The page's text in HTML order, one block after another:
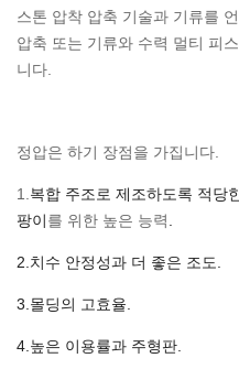
스톤 압착 압축 기술과 기류를
압축 또는 기류와 수력 멀티 피
니다.
정압은 하기 장점을 가집니다.
1. 복합 주조로 제조하도록 적당
팡이를 위한 높은 능력
2.치수 안정성과 더 좋은 조도.
3.몰딩의 고효율.
4. 높은 이용률과 주형판.